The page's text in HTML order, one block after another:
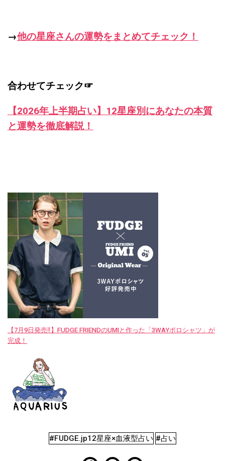
→他の星座さんの運勢をまとめてチェック！
合わせてチェック☞
【2026年上半期占い】12星座別にあなたの本質
と運勢を徹底解説！
【7月9日発売‼︎】FUDGE FRIENDのUMIと作った「3WAYポロシャツ」が
完成！
#FUDGE.jp12星座×血液型占い #占い